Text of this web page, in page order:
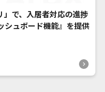
」で、入居者対応の進捗
シュボード機能』を提供